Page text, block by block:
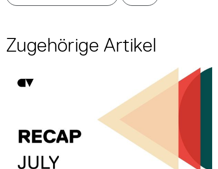
Zugehörige Artikel